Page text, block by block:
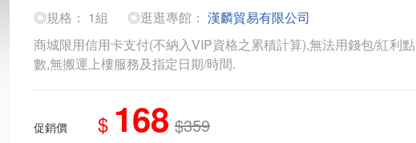
◎規格： 1組 ◎逛逛專館： 漢麟貿易有限公司
商城限用信用卡支付(不納入VIP資格之累積計算),無法用錢包/紅利點
數,無搬運上樓服務及指定日期/時間.
促銷價 $ 168 $359